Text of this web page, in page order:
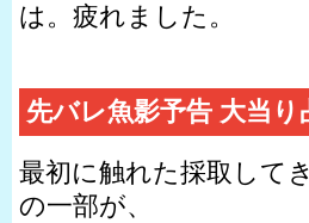
は。疲れました。
先バレ魚影予告 大当り
最初に触れた採取して
の一部が、